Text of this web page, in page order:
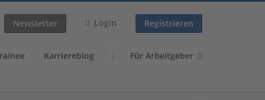
Newsletter Login Registrieren
Karriereblog Für Arbeitgeber